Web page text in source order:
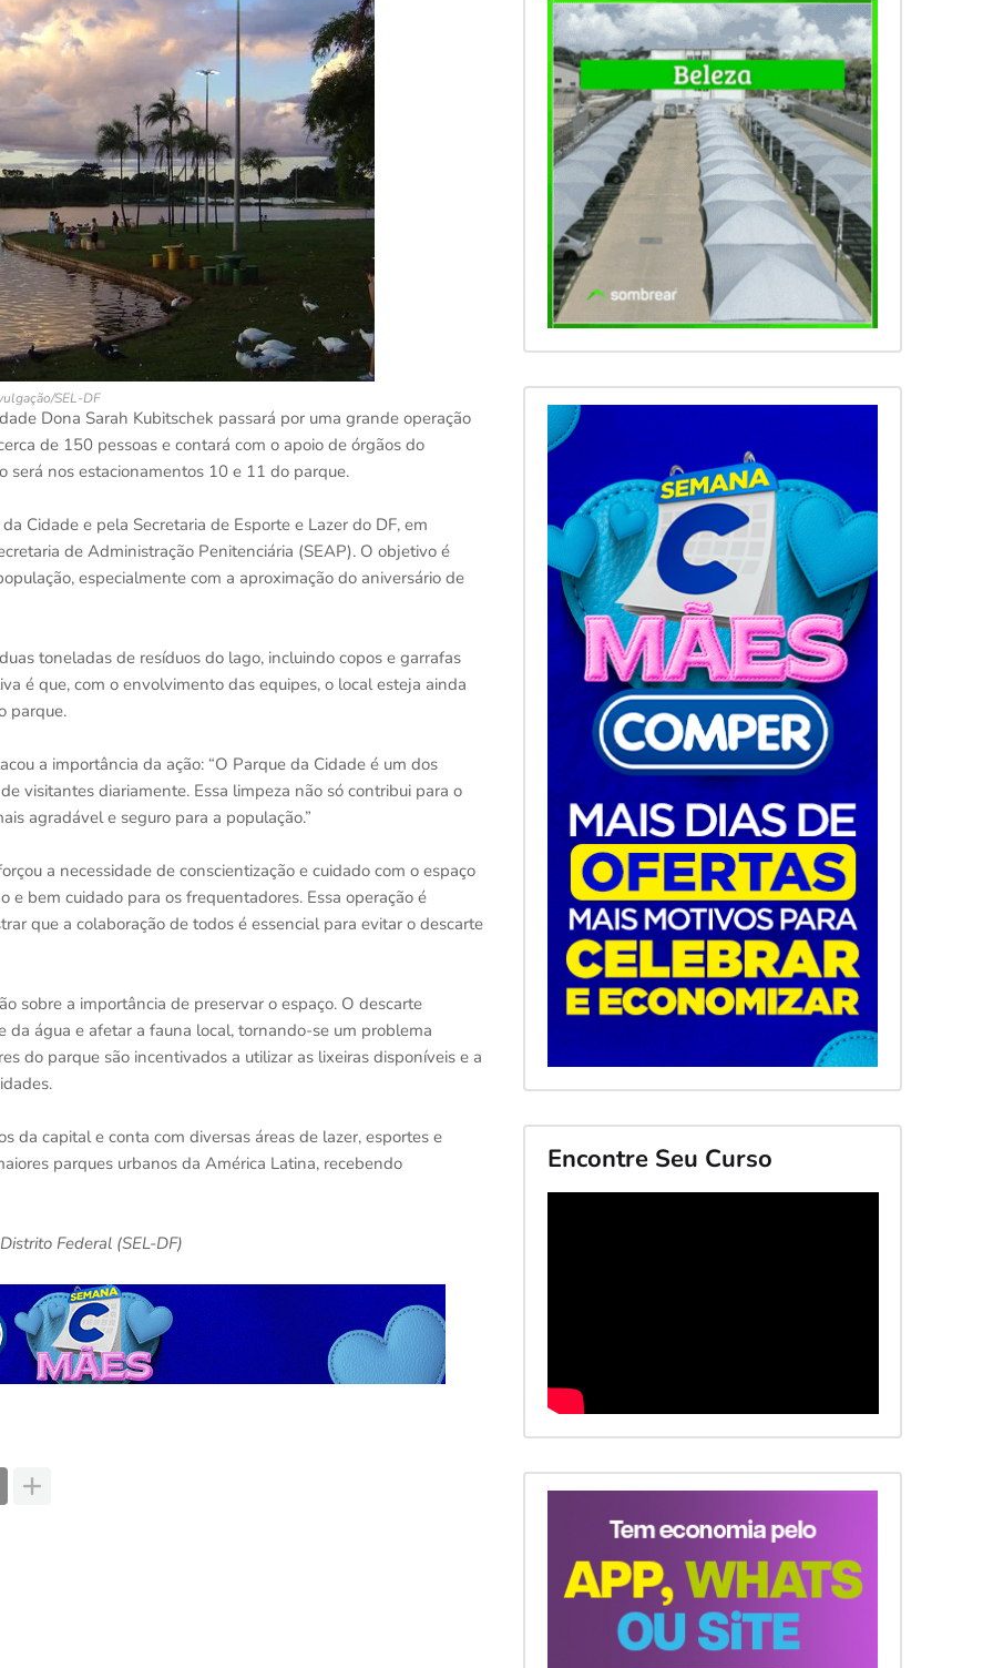
SEL-DF
Dona Sarah Kubitschek passará por uma grande operação
de 150 pessoas e contará com o apoio de órgãos do
será nos estacionamentos 10 e 11 do parque.
Cidade e pela Secretaria de Esporte e Lazer do DF, em
de Administração Penitenciária (SEAP). O objetivo é
especialmente com a aproximação do aniversário de
toneladas de resíduos do lago, incluindo copos e garrafas
é que, com o envolvimento das equipes, o local esteja ainda
parque.
a importância da ação: “O Parque da Cidade é um dos
visitantes diariamente. Essa limpeza não só contribui para o
agradável e seguro para a população.”
a necessidade de conscientização e cuidado com o espaço
bem cuidado para os frequentadores. Essa operação é
que a colaboração de todos é essencial para evitar o descarte
sobre a importância de preservar o espaço. O descarte
água e afetar a fauna local, tornando-se um problema
do parque são incentivados a utilizar as lixeiras disponíveis e a
da capital e conta com diversas áreas de lazer, esportes e
parques urbanos da América Latina, recebendo
Federal (SEL-DF)
Encontre Seu Curso